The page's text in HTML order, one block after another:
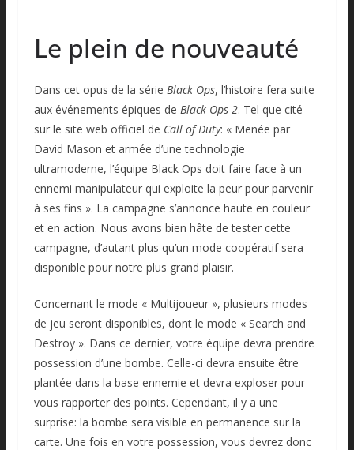
Le plein de nouveauté
Dans cet opus de la série Black Ops, l’histoire fera suite
aux événements épiques de Black Ops 2. Tel que cité
sur le site web officiel de Call of Duty: « Menée par
David Mason et armée d’une technologie
ultramoderne, l’équipe Black Ops doit faire face à un
ennemi manipulateur qui exploite la peur pour parvenir
à ses fins ». La campagne s’annonce haute en couleur
et en action. Nous avons bien hâte de tester cette
campagne, d’autant plus qu’un mode coopératif sera
disponible pour notre plus grand plaisir.
Concernant le mode « Multijoueur », plusieurs modes
de jeu seront disponibles, dont le mode « Search and
Destroy ». Dans ce dernier, votre équipe devra prendre
possession d’une bombe. Celle-ci devra ensuite être
plantée dans la base ennemie et devra exploser pour
vous rapporter des points. Cependant, il y a une
surprise: la bombe sera visible en permanence sur la
carte. Une fois en votre possession, vous devrez donc